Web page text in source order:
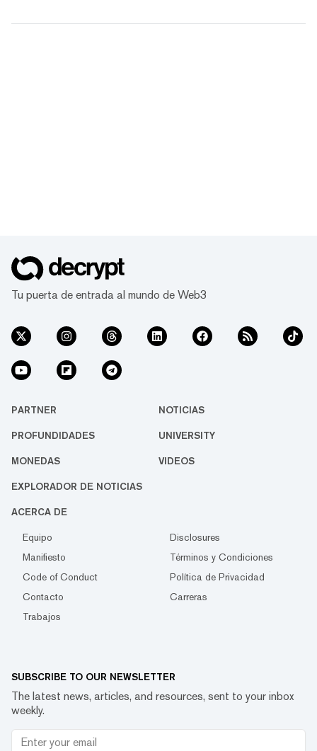
Tu puerta de entrada al mundo de Web3
PARTNER NOTICIAS
PROFUNDIDADES UNIVERSITY
MONEDAS VIDEOS
EXPLORADOR DE NOTICIAS
ACERCA DE
Equipo
Disclosures
Manifiesto
Términos y Condiciones
Code of Conduct
Política de Privacidad
Contacto
Carreras
Trabajos
SUBSCRIBE TO OUR NEWSLETTER
The latest news, articles, and resources, sent to your inbox
weekly.